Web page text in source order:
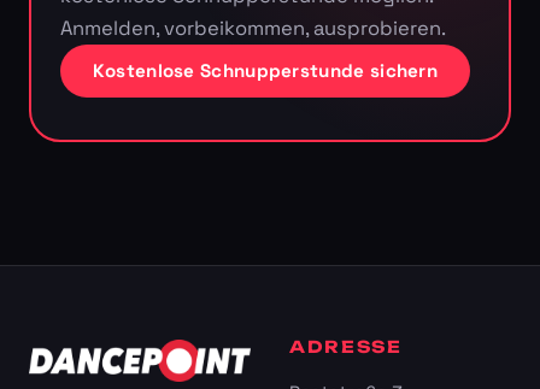
Anmelden, vorbeikommen, ausprobieren.
Kostenlose Schnupperstunde sichern
ADRESSE